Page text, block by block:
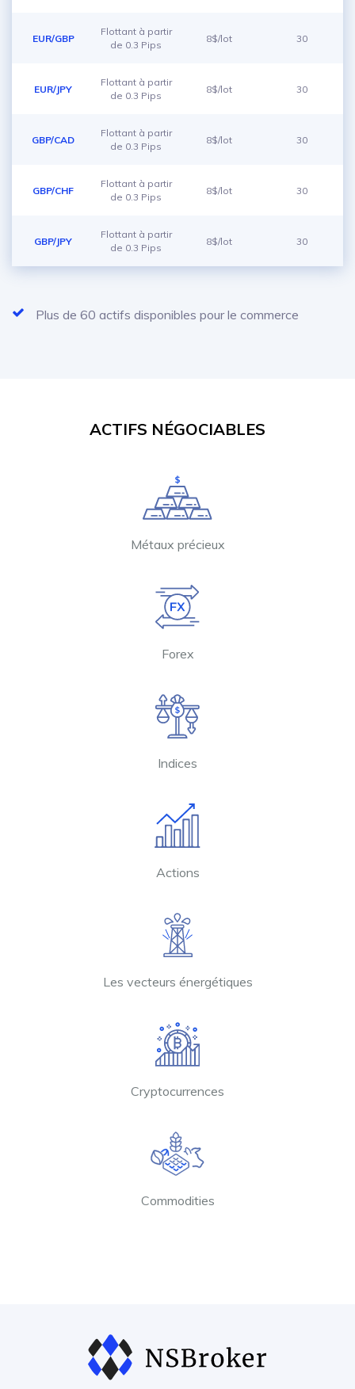
EUR/GBP
Flottant à partir
de 0.3 Pips
8$/lot 30
EUR/JPY
Flottant à partir
de 0.3 Pips
8$/lot 30
GBP/CAD
Flottant à partir
de 0.3 Pips
8$/lot 30
GBP/CHF
Flottant à partir
de 0.3 Pips
8$/lot 30
GBP/JPY
Flottant à partir
de 0.3 Pips
8$/lot 30
Plus de 60 actifs disponibles pour le commerce
ACTIFS NÉGOCIABLES
Métaux précieux
Forex
Indices
Actions
Les vecteurs énergétiques
Cryptocurrences
Commodities